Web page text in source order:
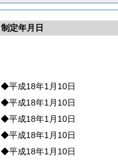
制定年月日
◆平成18年1月10日
◆平成18年1月10日
◆平成18年1月10日
◆平成18年1月10日
◆平成18年1月10日